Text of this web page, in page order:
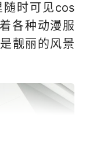
时可见cos
各种动漫服
靓丽的风景